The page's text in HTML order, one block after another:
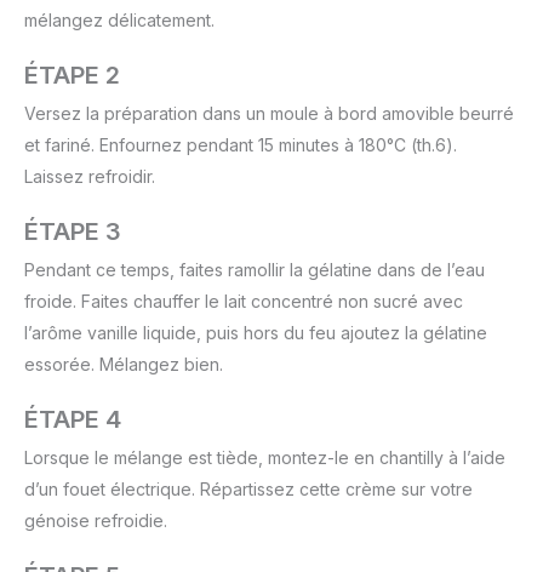
mélangez délicatement.
ÉTAPE 2
Versez la préparation dans un moule à bord amovible beurré
et fariné. Enfournez pendant 15 minutes à 180°C (th.6).
Laissez refroidir.
ÉTAPE 3
Pendant ce temps, faites ramollir la gélatine dans de l’eau
froide. Faites chauffer le lait concentré non sucré avec
l’arôme vanille liquide, puis hors du feu ajoutez la gélatine
essorée. Mélangez bien.
ÉTAPE 4
Lorsque le mélange est tiède, montez-le en chantilly à l’aide
d’un fouet électrique. Répartissez cette crème sur votre
génoise refroidie.